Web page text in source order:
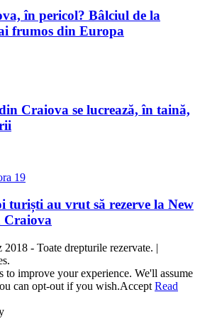
în pericol? Bâlciul de la
frumos din Europa
Craiova se lucrează, în taină,
19
turiști au vrut să rezerve la New
Craiova
- Toate drepturile rezervate. |
to improve your experience. We'll assume
can opt-out if you wish.Accept Read